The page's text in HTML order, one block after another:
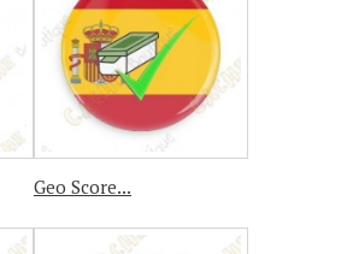
Geo Score...